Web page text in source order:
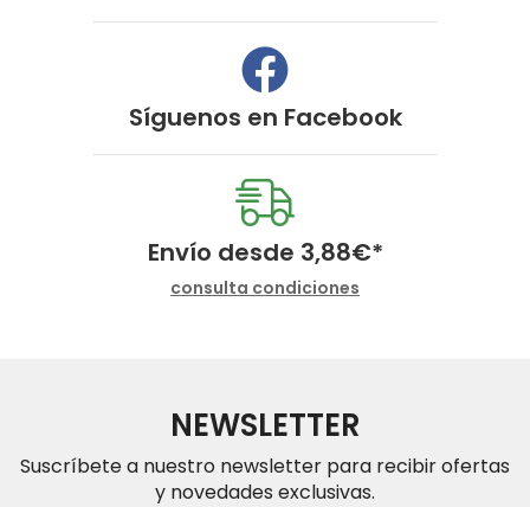
Síguenos en Facebook
Envío desde 3,88€*
consulta condiciones
NEWSLETTER
Suscríbete a nuestro newsletter para recibir ofertas
y novedades exclusivas.